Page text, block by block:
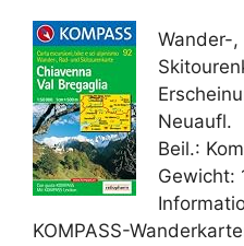
Wander-,
Neuaufl.
Beil.:
Gewicht:
KOMPASS-